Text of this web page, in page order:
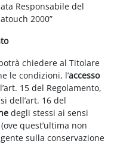
Responsabile del
2000”
chiedere al Titolare
le condizioni, l’accesso
15 del Regolamento,
dell’art. 16 del
degli stessi ai sensi
quest’ultima non
sulla conservazione